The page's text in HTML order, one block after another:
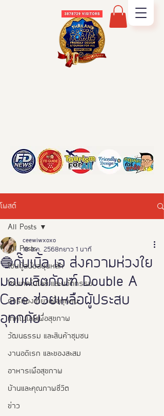
โพสต์
All Posts
โซนผู้สนับสนุนหลัก
โซนเทคโนโลยี และนวัตกรรม
การท่องเที่ยวเพื่อทุกคน
เทคโนโลยีเพื่อสุขภาพ
วัฒนธรรม และสินค้าชุมชน
งานอดิเรก และของสะสม
อาหารเพือสุขภาพ
บ้านและคุณภาพชีวิต
ข่าว
All Posts
🔵ดั๊บเบิ้ล เอ ส่งความห่วงใย
มอบผลิตภัณฑ์ Double A
Care ช่วยเหลือผู้ประสบ
อุทกภัย
ceewiwxoxo
18 ส.ค. 2568
ยาว 1 นาที